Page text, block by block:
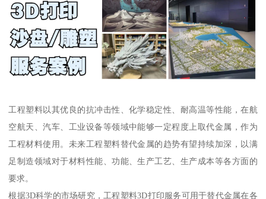
工程塑料以其优良的抗冲击性、化学稳定性、耐高温等性能，在航
空航天、汽车、工业设备等领域中能够一定程度上取代金属，作为
工程材料使用。未来工程塑料替代金属的趋势有望持续加深，以满
足制造领域对于材料性能、功能、生产工艺、生产成本等各方面的
要求。
根据3D科学的市场研究，工程塑料3D打印服务可用于替代金属在各